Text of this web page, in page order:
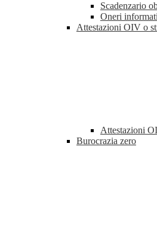
Scadenzario
Oneri
Attestazioni OIV o
Attestazioni
Burocrazia zero